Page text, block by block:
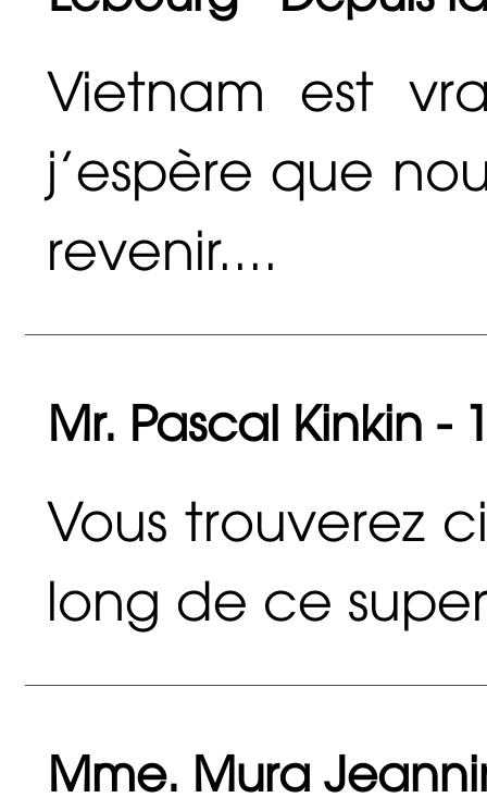
Vietnam est
j'espère que
revenir....
Mr. Pascal Kinkin -
Vous trouverez
long de ce
Mme. Mura